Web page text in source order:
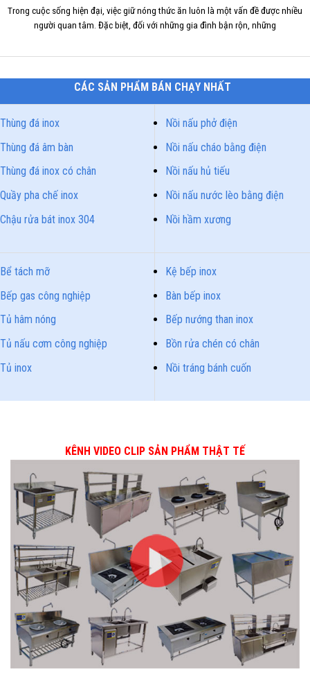
Trong cuộc sống hiện đại, việc giữ nóng thức ăn luôn là một vấn đề được nhiều
người quan tâm. Đặc biệt, đối với những gia đình bận rộn, những
CÁC SẢN PHẨM BÁN CHẠY NHẤT
Thùng đá inox
Thùng đá âm bàn
Thùng đá inox có chân
Quầy pha chế inox
Chậu rửa bát inox 304
Nồi nấu phở điện
Nồi nấu cháo bằng điện
Nồi nấu hủ tiếu
Nồi nấu nước lèo bằng điện
Nồi hầm xương
Bể tách mỡ
Bếp gas công nghiệp
Tủ hâm nóng
Tủ nấu cơm công nghiệp
Tủ inox
Kệ bếp inox
Bàn bếp inox
Bếp nướng than inox
Bồn rửa chén có chân
Nồi tráng bánh cuốn
KÊNH VIDEO CLIP SẢN PHẨM THẬT TẾ